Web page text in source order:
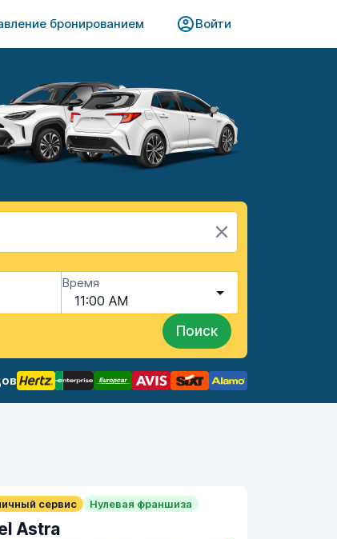
бронированием​​ Войти
Время
11:00 AM
Поиск
сервис Нулевая франшиза
Astra